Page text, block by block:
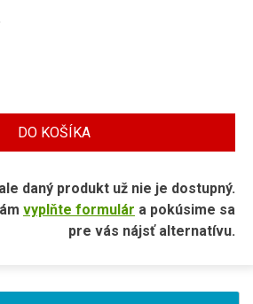
DO KOŠÍKA
daný produkt už nie je dostupný.
vyplňte formulár a pokúsime sa
pre vás nájsť alternatívu.